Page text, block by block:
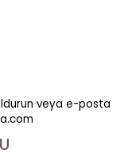
veya e-posta